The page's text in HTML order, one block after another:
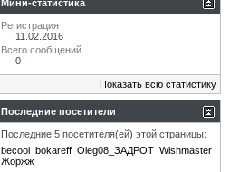
Мини-статистика
Регистрация
11.02.2016
Всего сообщений
0
Показать всю статистику
Последние посетители
Последние 5 посетителя(ей) этой страницы:
becool bokareff Oleg08_ЗАДРOT Wishmaster
Жоржж